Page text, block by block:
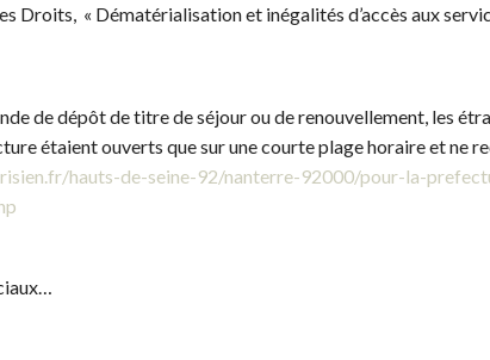
Droits, « Dématérialisation et inégalités d’accès aux
de dépôt de titre de séjour ou de renouvellement, les
étaient ouverts que sur une courte plage horaire et ne
hauts-de-seine-92/nanterre-92000/pour-la-